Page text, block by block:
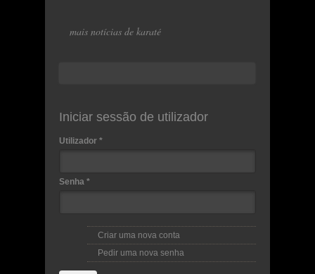
mais notícias de karaté
Iniciar sessão de utilizador
Utilizador *
Senha *
Criar uma nova conta
Pedir uma nova senha